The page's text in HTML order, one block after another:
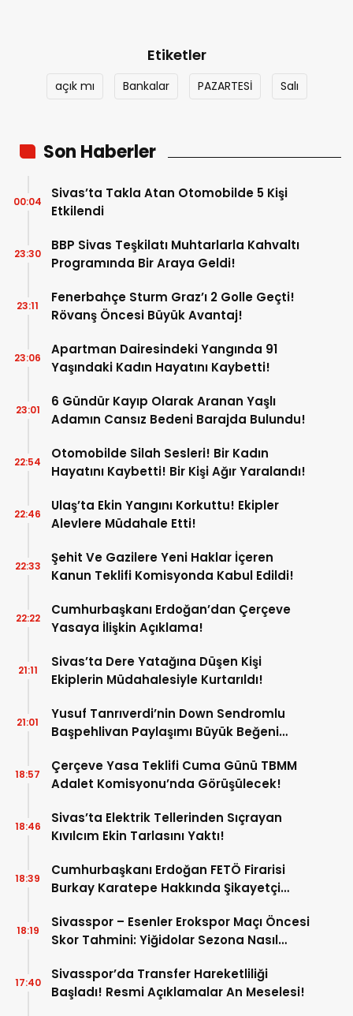
Etiketler
açık mı Bankalar PAZARTESİ Salı
Son Haberler
Sivas’ta Takla Atan Otomobilde 5 Kişi
Etkilendi
00:04
BBP Sivas Teşkilatı Muhtarlarla Kahvaltı
Programında Bir Araya Geldi!
23:30
Fenerbahçe Sturm Graz’ı 2 Golle Geçti!
Rövanş Öncesi Büyük Avantaj!
23:11
Apartman Dairesindeki Yangında 91
Yaşındaki Kadın Hayatını Kaybetti!
23:06
6 Gündür Kayıp Olarak Aranan Yaşlı
Adamın Cansız Bedeni Barajda Bulundu!
23:01
Otomobilde Silah Sesleri! Bir Kadın
Hayatını Kaybetti! Bir Kişi Ağır Yaralandı!
22:54
Ulaş’ta Ekin Yangını Korkuttu! Ekipler
Alevlere Müdahale Etti!
22:46
Şehit Ve Gazilere Yeni Haklar İçeren
Kanun Teklifi Komisyonda Kabul Edildi!
22:33
Cumhurbaşkanı Erdoğan’dan Çerçeve
Yasaya İlişkin Açıklama!
22:22
Sivas’ta Dere Yatağına Düşen Kişi
Ekiplerin Müdahalesiyle Kurtarıldı!
21:11
Yusuf Tanrıverdi’nin Down Sendromlu
Başpehlivan Paylaşımı Büyük Beğeni
21:01
Çerçeve Yasa Teklifi Cuma Günü TBMM
Adalet Komisyonu’nda Görüşülecek!
18:57
Sivas’ta Elektrik Tellerinden Sıçrayan
Kıvılcım Ekin Tarlasını Yaktı!
18:46
Cumhurbaşkanı Erdoğan FETÖ Firarisi
Burkay Karatepe Hakkında Şikayetçi
18:39
Sivasspor – Esenler Erokspor Maçı Öncesi
Skor Tahmini: Yiğidolar Sezona Nasıl
18:19
Sivasspor’da Transfer Hareketliliği
Başladı! Resmi Açıklamalar An Meselesi!
17:40